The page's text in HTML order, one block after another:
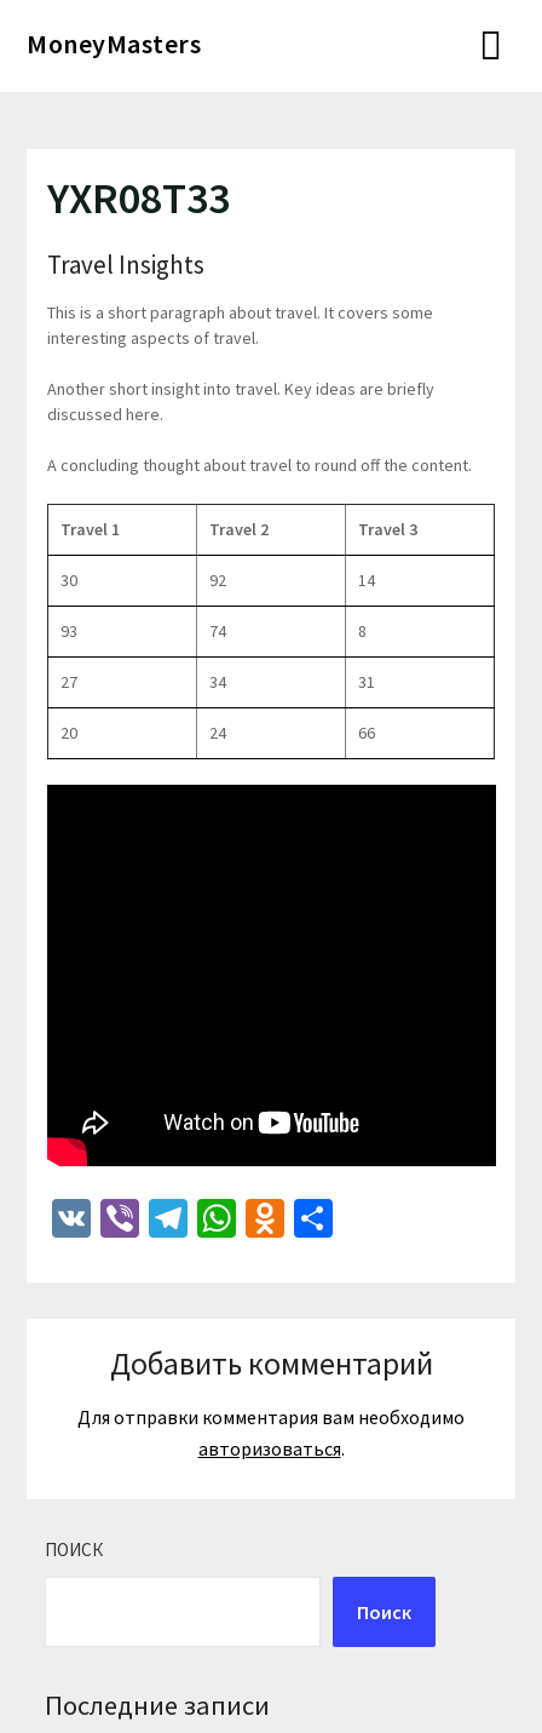
MoneyMasters
YXR08T33
Travel Insights
This is a short paragraph about travel. It covers some
interesting aspects of travel.
Another short insight into travel. Key ideas are briefly
discussed here.
A concluding thought about travel to round off the content.
Travel 1 Travel 2 Travel 3
30 92 14
93 74 8
27 34 31
20 24 66
VKViberTelegram
WhatsApp
Odnoklassniki
Отправить
Добавить комментарий
Для отправки комментария вам необходимо
авторизоваться.
ПОИСК
Поиск
Последние записи